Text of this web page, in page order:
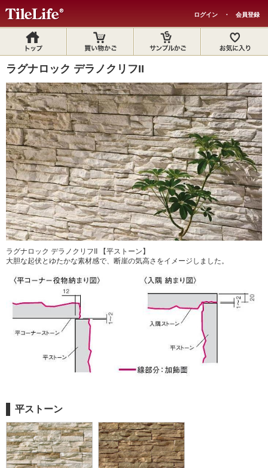
ログイン ・ 会員登録
ラグナロック デラノクリフII
ラグナロック デラノクリフII 【平ストーン】
大胆な起伏とゆたかな素材感で、断崖の気高さをイメージしました。
平ストーン